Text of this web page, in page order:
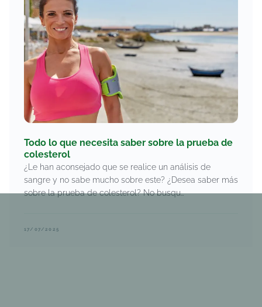
Todo lo que necesita saber sobre la prueba de
colesterol
¿Le han aconsejado que se realice un análisis de
sangre y no sabe mucho sobre este? ¿Desea saber más
sobre la prueba de colesterol? No busqu…
17/07/2025